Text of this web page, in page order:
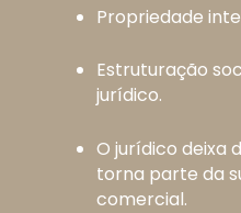
Propriedade
Estruturação
jurídico.
O jurídico deixa
torna parte da
comercial.